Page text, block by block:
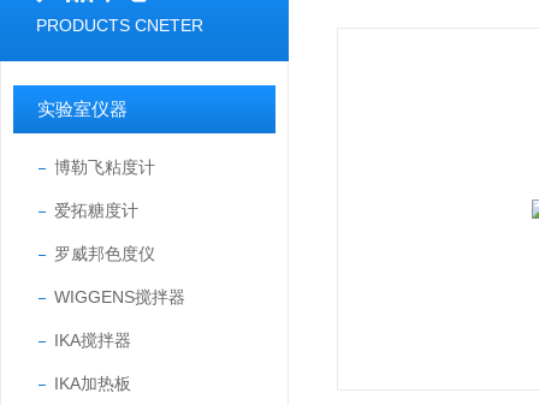
PRODUCTS CNETER
实验室仪器
博勒飞粘度计
爱拓糖度计
罗威邦色度仪
WIGGENS搅拌器
IKA搅拌器
IKA加热板